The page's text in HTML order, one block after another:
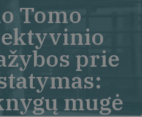
Tomo
prie
mugė